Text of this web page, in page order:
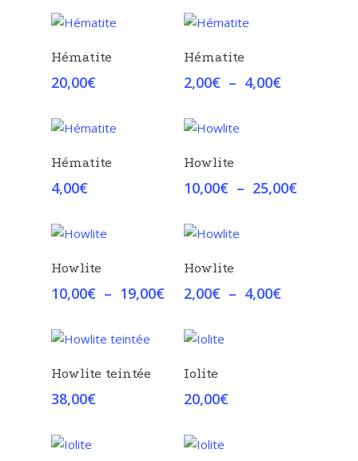
Choix Des Options
Hématite
20,00€
Choix Des Options
Hématite
2,00€ – 4,00€Plage
Choix Des Options
Hématite
4,00€
Choix Des Options
Howlite
10,00€ – 25,00€Plage
Choix Des Options
Howlite
10,00€ – 19,00€Plage
prix :
10,00€
19,00€
Choix Des Options
Howlite
2,00€ – 4,00€Plage
Choix Des Options
Howlite teintée
38,00€
Choix Des Options
Iolite
20,00€